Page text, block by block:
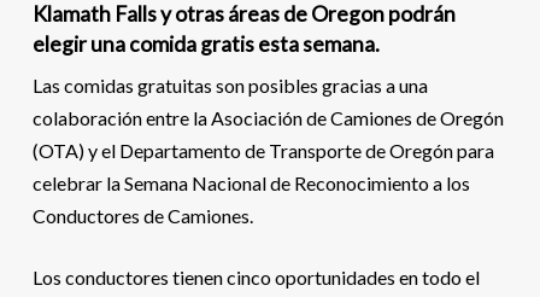
Klamath Falls y otras áreas de Oregon podrán
elegir una comida gratis esta semana.
Las comidas gratuitas son posibles gracias a una
colaboración entre la Asociación de Camiones de Oregón
(OTA) y el Departamento de Transporte de Oregón para
celebrar la Semana Nacional de Reconocimiento a los
Conductores de Camiones.
Los conductores tienen cinco oportunidades en todo el